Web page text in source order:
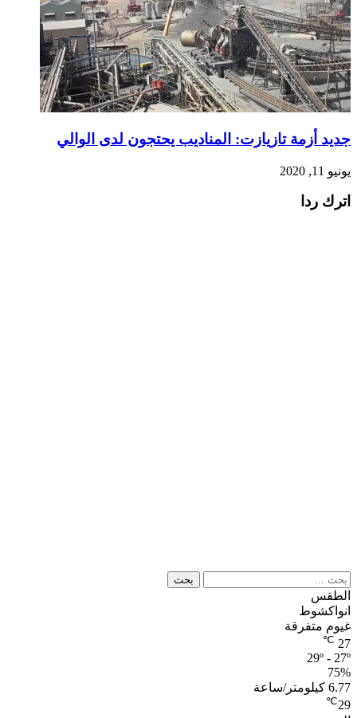
جديد أزمة تازيازت: المناديب يحتجون لدى الوالي
يونيو 11, 2020
اترك ردا
البحث
عن:
الطقس
انواكشوط
غيوم متفرقة
27
℃
29º - 27º
75%
6.77 كيلومتر/ساعة
29
℃